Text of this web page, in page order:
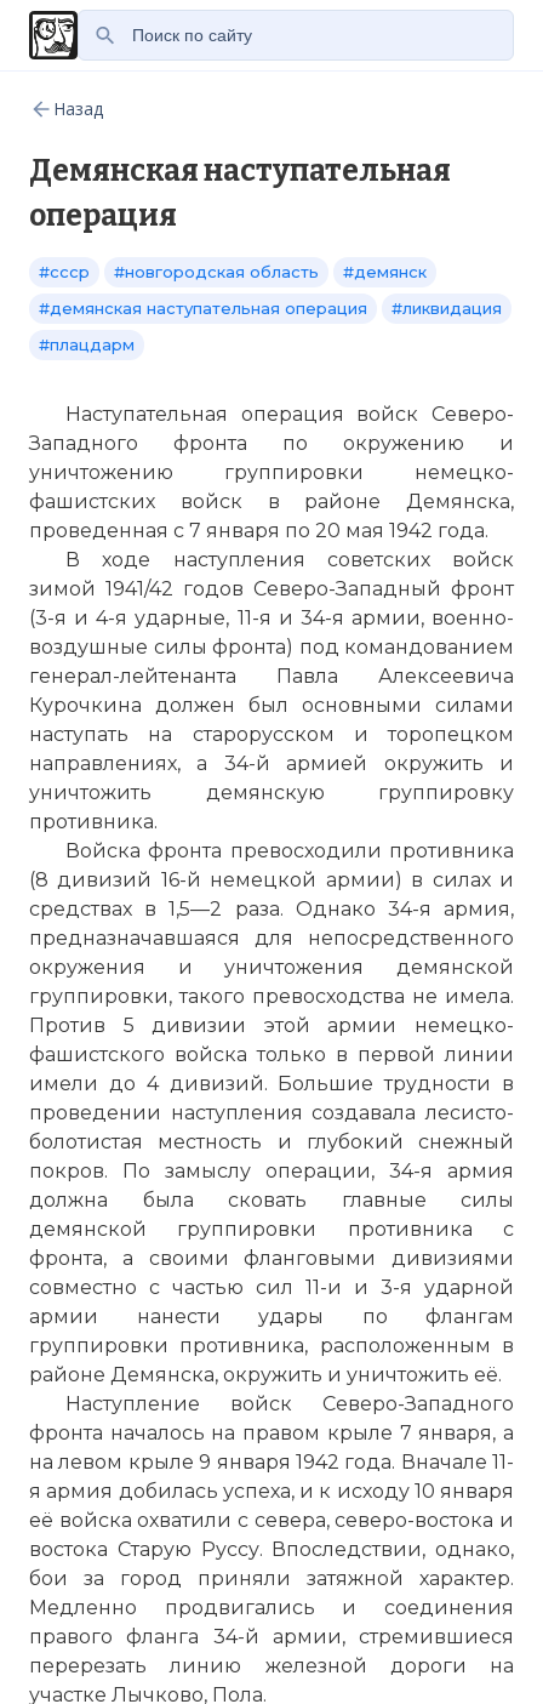
Назад
Демянская наступательная
операция
#ссср #новгородская область
#демянск
#демянская наступательная операция
#ликвидация
#плацдарм
Наступательная операция войск Северо-
Западного фронта по окружению и
уничтожению группировки немецко-
фашистских войск в районе Демянска,
проведенная с 7 января по 20 мая 1942 года.
В ходе наступления советских войск
зимой 1941/42 годов Северо-Западный фронт
(3-я и 4-я ударные, 11-я и 34-я армии, военно-
воздушные силы фронта) под командованием
генерал-лейтенанта Павла Алексеевича
Курочкина должен был основными силами
наступать на старорусском и торопецком
направлениях, а 34-й армией окружить и
уничтожить демянскую группировку
противника.
Войска фронта превосходили противника
(8 дивизий 16-й немецкой армии) в силах и
средствах в 1,5—2 раза. Однако 34-я армия,
предназначавшаяся для непосредственного
окружения и уничтожения демянской
группировки, такого превосходства не имела.
Против 5 дивизии этой армии немецко-
фашистского войска только в первой линии
имели до 4 дивизий. Большие трудности в
проведении наступления создавала лесисто-
болотистая местность и глубокий снежный
покров. По замыслу операции, 34-я армия
должна была сковать главные силы
демянской группировки противника с
фронта, а своими фланговыми дивизиями
совместно с частью сил 11-и и 3-я ударной
армии нанести удары по флангам
группировки противника, расположенным в
районе Демянска, окружить и уничтожить её.
Наступление войск Северо-Западного
фронта началось на правом крыле 7 января, а
на левом крыле 9 января 1942 года. Вначале 11-
я армия добилась успеха, и к исходу 10 января
её войска охватили с севера, северо-востока и
востока Старую Руссу. Впоследствии, однако,
бои за город приняли затяжной характер.
Медленно продвигались и соединения
правого фланга 34-й армии, стремившиеся
перерезать линию железной дороги на
участке Лычково, Пола.